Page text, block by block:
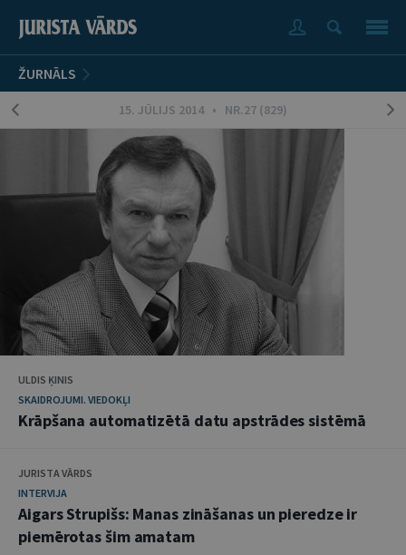
ŽURNĀLS
15. JŪLIJS 2014 • NR.27 (829)
ULDIS ĶINIS
SKAIDROJUMI. VIEDOKĻI
Krāpšana automatizētā datu apstrādes sistēmā
JURISTA VĀRDS
INTERVIJA
Aigars Strupišs: Manas zināšanas un pieredze ir
piemērotas šim amatam